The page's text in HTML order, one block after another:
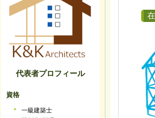
代表者プロフィール
資格
一級建築士